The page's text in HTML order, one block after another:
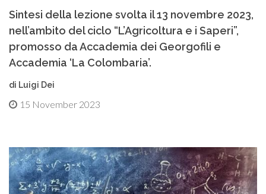
Sintesi della lezione svolta il 13 novembre 2023,
nell’ambito del ciclo “L’Agricoltura e i Saperi”,
promosso da Accademia dei Georgofili e
Accademia ‘La Colombaria’.
di Luigi Dei
15 November 2023